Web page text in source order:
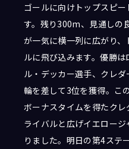
ゴールに向けトップスピ
す。残り300m、見通しの
が一気に横一列に広がり
ルに飛び込みます。優勝
ル・デッカー選手、クレ
輪を差して3位を獲得。こ
ボーナスタイムを得たク
ライバルと広げイエロー
りました。明日の第4ステ